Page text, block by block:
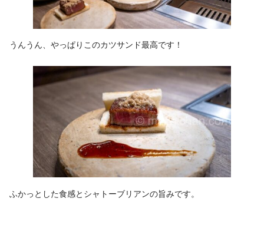
うんうん、やっぱりこのカツサンド最高です！
ふかっとした食感とシャトーブリアンの旨みです。